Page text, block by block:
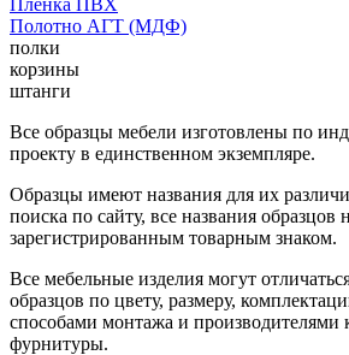
Полотно АГТ (МДФ)
полки
корзины
штанги
Все образцы мебели изготовлены по
проекту в единственном экземпляре.
Образцы имеют названия для их
поиска по сайту, все названия образцов
зарегистрированным товарным знаком.
Все мебельные изделия могут
образцов по цвету, размеру,
способами монтажа и
фурнитуры.